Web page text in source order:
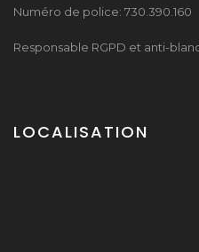
Numéro de police: 730.390.160
Responsable RGPD et anti-
LOCALISATION